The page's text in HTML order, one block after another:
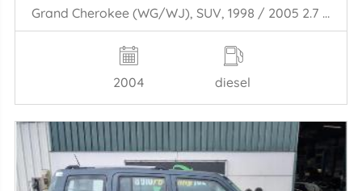
Grand Cherokee (WG/WJ), SUV, 1998 / 2005 2.7 CRD 20V
2004 diesel